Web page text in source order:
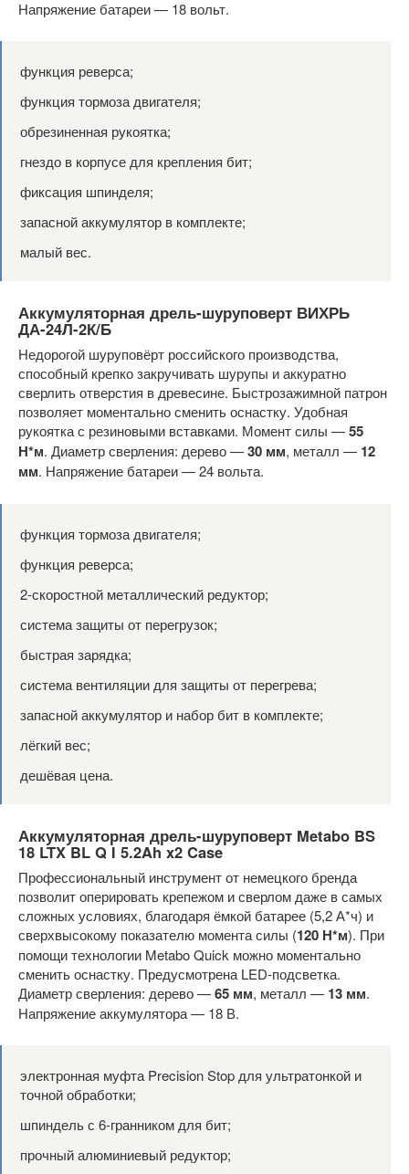
Напряжение батареи — 18 вольт.
функция реверса;
функция тормоза двигателя;
обрезиненная рукоятка;
гнездо в корпусе для крепления бит;
фиксация шпинделя;
запасной аккумулятор в комплекте;
малый вес.
Аккумуляторная дрель-шуруповерт ВИХРЬ
ДА-24Л-2К/Б
Недорогой шуруповёрт российского производства,
способный крепко закручивать шурупы и аккуратно
сверлить отверстия в древесине. Быстрозажимной патрон
позволяет моментально сменить оснастку. Удобная
рукоятка с резиновыми вставками. Момент силы —55
Н*м. Диаметр сверления: дерево —30 мм, металл — 12
мм. Напряжение батареи — 24 вольта.
функция тормоза двигателя;
функция реверса;
2-скоростной металлический редуктор;
система защиты от перегрузок;
быстрая зарядка;
система вентиляции для защиты от перегрева;
запасной аккумулятор и набор бит в комплекте;
лёгкий вес;
дешёвая цена.
Аккумуляторная дрель-шуруповерт Metabo BS
18 LTX BL Q I 5.2Ah x2 Case
Профессиональный инструмент от немецкого бренда
позволит оперировать крепежом и сверлом даже в самых
сложных условиях, благодаря ёмкой батарее (5,2 А*ч) и
сверхвысокому показателю момента силы (120 Н*м). При
помощи технологии Metabo Quick можно моментально
сменить оснастку. Предусмотрена LED-подсветка.
Диаметр сверления: дерево —65 мм, металл — 13 мм.
Напряжение аккумулятора — 18 В.
электронная муфта Precision Stop для ультратонкой и
точной обработки;
шпиндель с 6-гранником для бит;
прочный алюминиевый редуктор;